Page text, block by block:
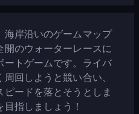
海岸沿いのゲームマップ
開のウォーターレースに
トゲームです。ライバ
回しようと競い合い、
ードを落とそうとしま
指しましょう！